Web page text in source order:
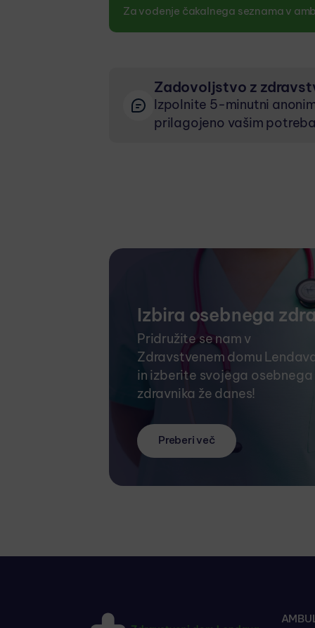
Za vodenje čakalnega seznama v
Zadovoljstvo z
Izpolnite 5-minutni
prilagojeno vašim
Izbira osebnega
Pridružite se nam v
Zdravstvenem domu
in izberite svojega osebnega
zdravnika že danes!
Preberi več